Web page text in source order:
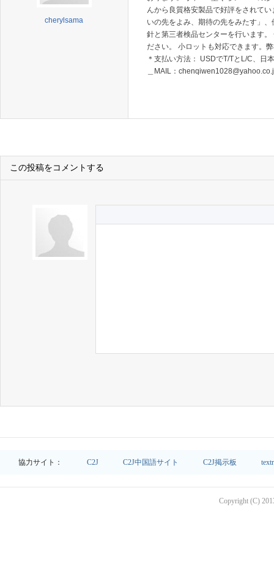
cherylsama
んから良質格安製品で好評をされて
いの先をよみ、期待の先をみたす」
針と第三者検品センターを行います
ださい。 小ロットも対応できます。
＊支払い方法： USDでT/TとL/C、
＿MAIL：
この投稿をコメントする
協力サイト： C2J C2J中国語サイト C2J掲示板
Copyright (C)